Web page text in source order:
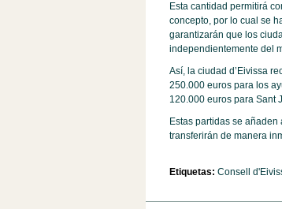
Esta cantidad permitirá
concepto, por lo cual se
garantizarán que los
independientemente del
Así, la ciudad d’Eivissa
250.000 euros para los
120.000 euros para Sant
Estas partidas se
transferirán de manera
Etiquetas: Consell